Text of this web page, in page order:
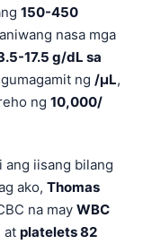
150-450
nasa mga
17.5 g/dL sa
ng /µL,
ng 10,000/
ang iisang bilang
ako, Thomas
na may WBC
at platelets 82